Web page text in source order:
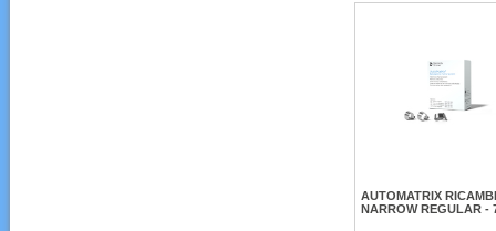
AUTOMATRIX
NARROW REGULAR -